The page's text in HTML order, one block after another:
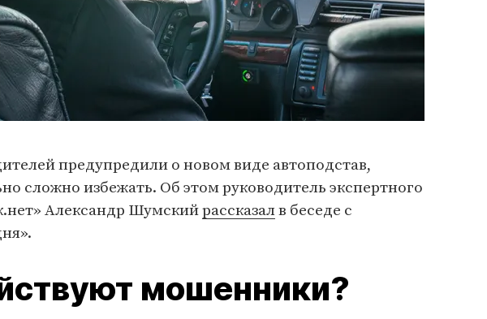
предупредили о новом виде автоподстав,
сложно избежать. Об этом руководитель экспертного
Александр Шумскийрассказалв беседе с
мошенники?